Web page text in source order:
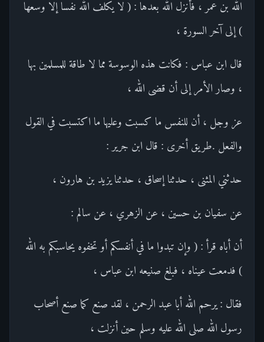
الله بن عمر ، فأنزل الله بعدها : ( لا يكلف الله نفسا إلا وسعها
) إلى آخر السورة ،
قال ابن عباس : فكانت هذه الوسوسة مما لا طاقة للمسلمين بها
، وصار الأمر إلى أن قضى الله ،
عز وجل ، أن للنفس ما كسبت وعليها ما اكتسبت في القول
والفعل .طريق أخرى : قال ابن جرير :
حدثني المثنى ، حدثنا إسحاق ، حدثنا يزيد بن هارون ،
عن سفيان بن حسين ، عن الزهري ، عن سالم :
أن أباه قرأ : ( وإن تبدوا ما في أنفسكم أو تخفوه يحاسبكم به الله
) فدمعت عيناه ، فبلغ صنيعه ابن عباس ،
فقال : يرحم الله أبا عبد الرحمن ، لقد صنع كما صنع أصحاب
رسول الله صلى الله عليه وسلم حين أنزلت ،